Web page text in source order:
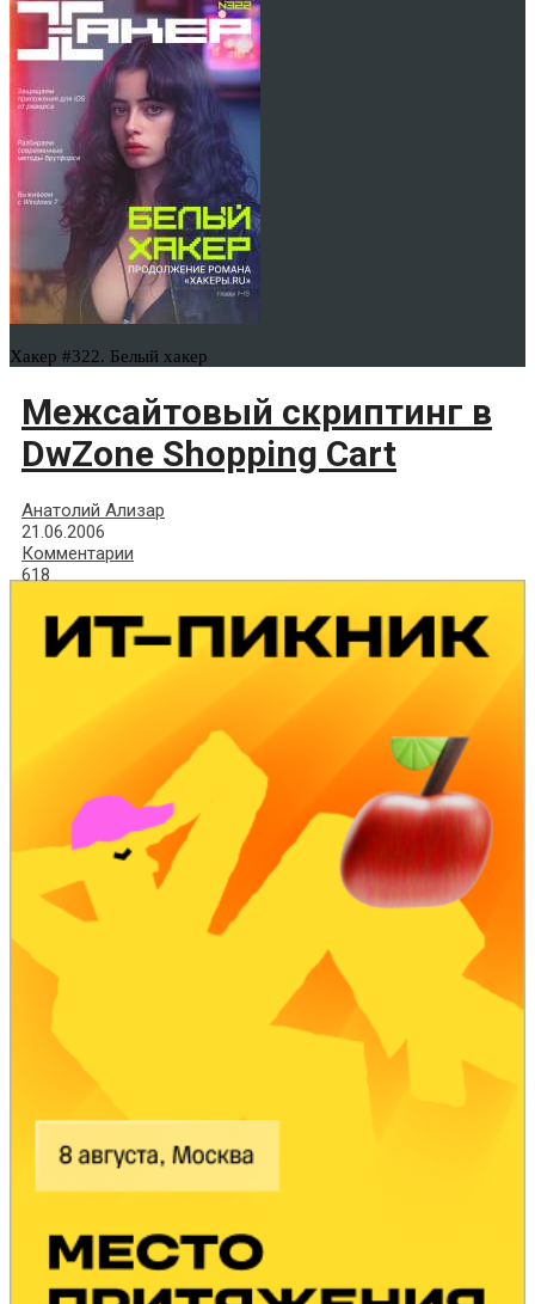
Хакер #322. Белый хакер
Межсайтовый скриптинг в
DwZone Shopping Cart
Анатолий Ализар
21.06.2006
Комментарии
618